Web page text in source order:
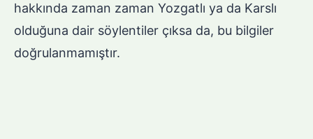
hakkında zaman zaman Yozgatlı ya da Karslı
olduğuna dair söylentiler çıksa da, bu bilgiler
doğrulanmamıştır.